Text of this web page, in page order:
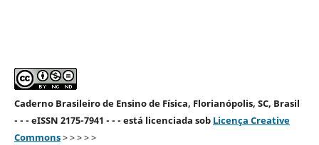
Caderno Brasileiro de Ensino de Física, Florianópolis, SC, Brasil
- - - eISSN 2175-7941 - - - está licenciada sob Licença Creative
Commons> > > > >